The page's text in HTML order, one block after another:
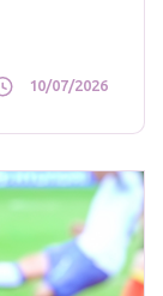
10/07/2026